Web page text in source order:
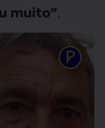
muito”.